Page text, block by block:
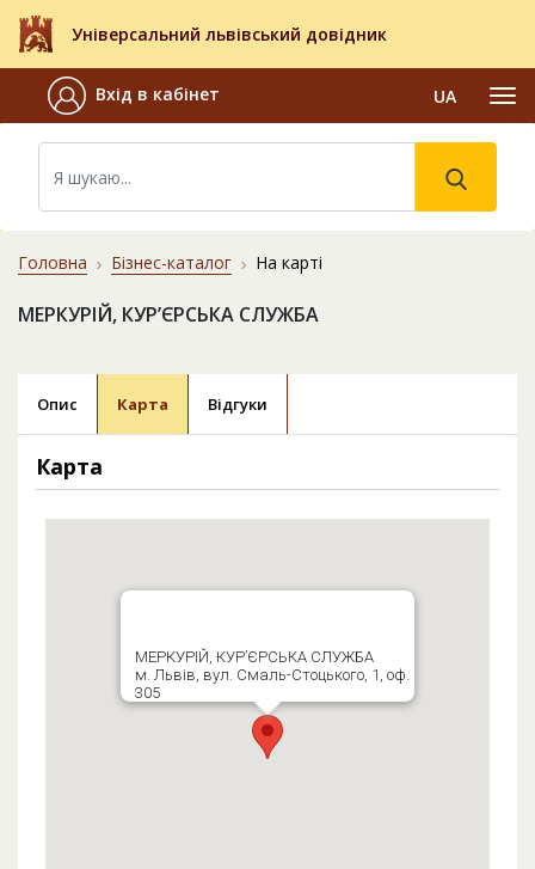
Універсальний львівський довідник
Вхід в кабінет UA
Головна Бізнес-каталог На карті
МЕРКУРІЙ, КУР’ЄРСЬКА СЛУЖБА
Опис Карта Відгуки
Карта
МЕРКУРІЙ, КУР’ЄРСЬКА СЛУЖБА
м. Львів, вул. Смаль-Стоцького, 1, оф.
305